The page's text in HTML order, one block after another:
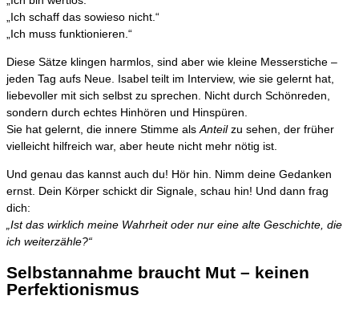
„Ich schaff das sowieso nicht.“
„Ich muss funktionieren.“
Diese Sätze klingen harmlos, sind aber wie kleine Messerstiche –
jeden Tag aufs Neue. Isabel teilt im Interview, wie sie gelernt hat,
liebevoller mit sich selbst zu sprechen. Nicht durch Schönreden,
sondern durch echtes Hinhören und Hinspüren.
Sie hat gelernt, die innere Stimme alsAnteilzu sehen, der früher
vielleicht hilfreich war, aber heute nicht mehr nötig ist.
Und genau das kannst auch du! Hör hin. Nimm deine Gedanken
ernst. Dein Körper schickt dir Signale, schau hin! Und dann frag
dich:
„Ist das wirklich meine Wahrheit oder nur eine alte Geschichte, die
ich weiterzähle?“
Selbstannahme braucht Mut – keinen
Perfektionismus